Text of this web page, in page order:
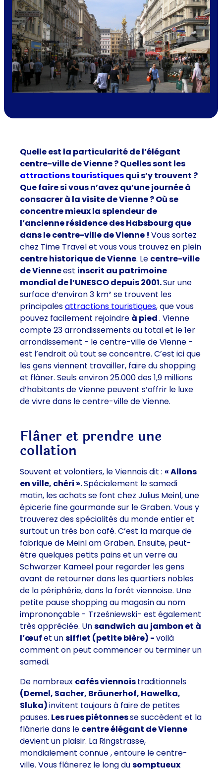
Quelle est la particularité de l’élégant
centre-ville de Vienne ? Quelles sont les
attractions touristiquesqui s’y trouvent ?
Que faire si vous n’avez qu’une journée à
consacrer à la visite de Vienne ? Où se
concentre mieux la splendeur de
l’ancienne résidence des Habsbourg que
dans le centre-ville de Vienne ! Vous sortez
chez Time Travel et vous vous trouvez en plein
centre historique de Vienne. Le centre-ville
de Vienneest inscrit au patrimoine
mondial de l’UNESCO depuis 2001.Sur une
surface d’environ 3 km² se trouvent les
principalesattractions touristiques, que vous
pouvez facilement rejoindre à pied. Vienne
compte 23 arrondissements au total et le1er
arrondissement - le centre-ville de Vienne -
est l’endroit où tout se concentre. C’est ici que
les gens viennent travailler, faire du shopping
et flâner. Seuls environ 25.000 des 1,9 millions
d’habitants de Vienne peuvent s’offrir le luxe
de vivre dans le centre-ville de Vienne.
Flâner et prendre une
collation
Souvent et volontiers, le Viennois dit : « Allons
en ville, chéri ».Spécialement le samedi
matin, les achats se font chez Julius Meinl, une
épicerie fine gourmande sur le Graben. Vous y
trouverez des spécialités du monde entier et
surtout un très bon café. C’est la marque de
fabrique de Meinl am Graben. Ensuite, peut-
être quelques petits pains et un verre au
Schwarzer Kameel pour regarder les gens
avant de retourner dans les quartiers nobles
de la périphérie, dans la forêt viennoise. Une
petite pause shopping au magasin au nom
imprononçable - Trześniewski- est également
très appréciée. Unsandwich au jambon et à
l’œufet unsifflet (petite bière) -voilà
comment on peut commencer ou terminer un
samedi.
De nombreux cafés viennoistraditionnels
(Demel, Sacher, Bräunerhof, Hawelka,
Sluka)invitent toujours à faire de petites
pauses. Les rues piétonnesse succèdent et la
flânerie dans le centre élégant de Vienne
devient un plaisir. La Ringstrasse,
mondialement connue, entoure le centre-
ville. Vous flânerez le long dusomptueux